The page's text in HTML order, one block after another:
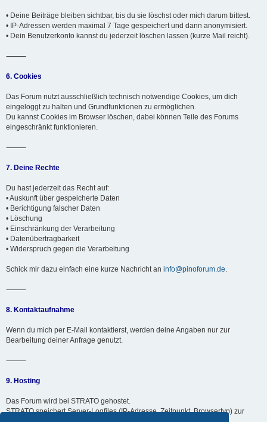
• Deine Beiträge bleiben sichtbar, bis du sie löschst oder mich darum bittest.
• IP-Adressen werden maximal 7 Tage gespeichert und dann anonymisiert.
• Dein Benutzerkonto kannst du jederzeit löschen lassen (kurze Mail reicht).
⸻
6. Cookies
Das Forum nutzt ausschließlich technisch notwendige Cookies, um dich
eingeloggt zu halten und Grundfunktionen zu ermöglichen.
Du kannst Cookies im Browser löschen, dabei können Teile des Forums
eingeschränkt funktionieren.
⸻
7. Deine Rechte
Du hast jederzeit das Recht auf:
• Auskunft über gespeicherte Daten
• Berichtigung falscher Daten
• Löschung
• Einschränkung der Verarbeitung
• Datenübertragbarkeit
• Widerspruch gegen die Verarbeitung
Schick mir dazu einfach eine kurze Nachricht an info@pinoforum.de.
⸻
8. Kontaktaufnahme
Wenn du mich per E-Mail kontaktierst, werden deine Angaben nur zur
Bearbeitung deiner Anfrage genutzt.
⸻
9. Hosting
Das Forum wird bei STRATO gehostet.
STRATO speichert Server-Logfiles (IP-Adresse, Zeitpunkt, Browsertyp) zur